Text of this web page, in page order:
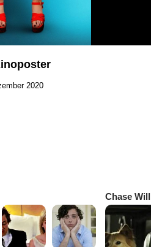
2020
Chase